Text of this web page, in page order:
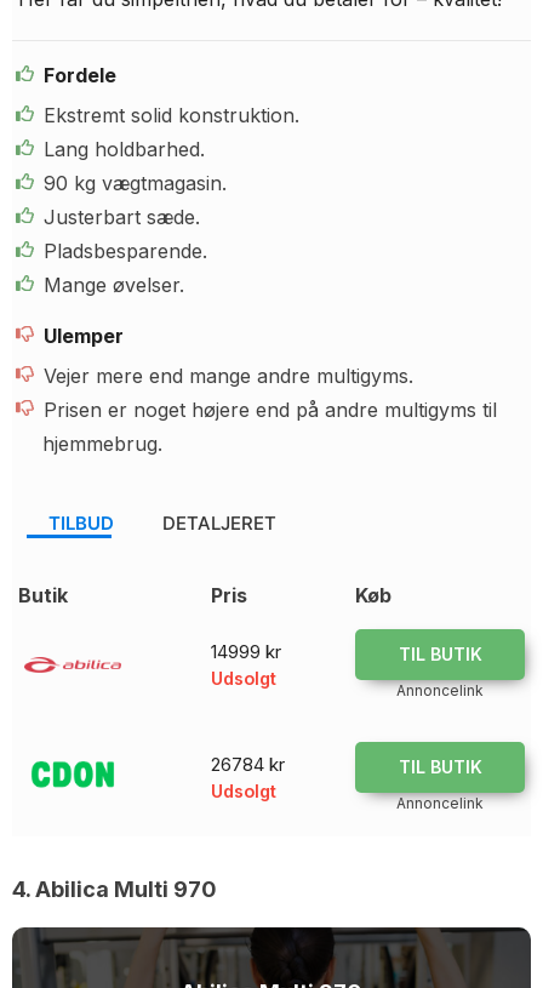
Fordele
Ekstremt solid konstruktion.
Lang holdbarhed.
90 kg vægtmagasin.
Justerbart sæde.
Pladsbesparende.
Mange øvelser.
Ulemper
Vejer mere end mange andre multigyms.
Prisen er noget højere end på andre multigyms til
hjemmebrug.
TILBUD DETALJERET
Butik Pris Køb
14999 kr
Udsolgt
TIL BUTIK
Annoncelink
26784 kr
Udsolgt
TIL BUTIK
Annoncelink
4. Abilica Multi 970